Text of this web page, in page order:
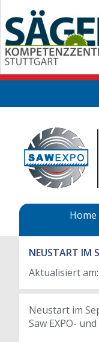
Home
NEUSTART IM
Aktualisiert am:
Neustart im
Saw EXPO-